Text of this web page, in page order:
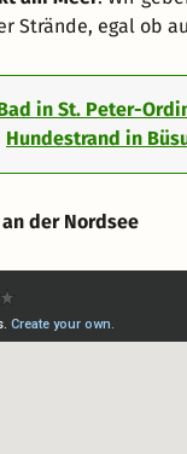
Strände, egal ob
in St. Peter-
Hundestrand in
der Nordsee